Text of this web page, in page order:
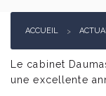
Honoraires
Notre équipe
ACCUEIL
Le cabinet
une excellente